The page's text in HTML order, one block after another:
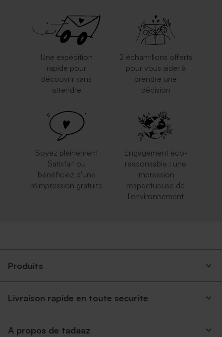
Une expédition
rapide pour
découvrir sans
attendre
2 échantillons offerts
pour vous aider à
prendre une
décision
Soyez pleinement
Satisfait ou
bénéficiez d'une
réimpression gratuite
Engagement éco-
responsable : une
impression
respectueuse de
l'environnement
Produits
Livraison rapide en toute securite
A propos de tadaaz